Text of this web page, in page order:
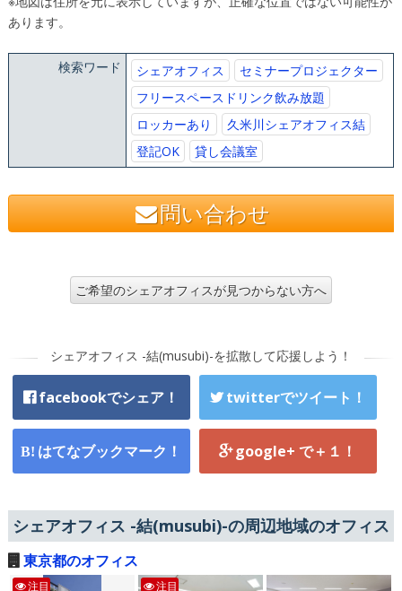
あります。
検索ワード シェアオフィス
セミナープロジェクター
フリースペースドリンク飲み放題
ロッカーあり
久米川シェアオフィス結
登記OK
貸し会議室
問い合わせ
ご希望のシェアオフィスが見つからない方へ
シェアオフィス -結(musubi)-を拡散して応援しよう！
facebookでシェア！ twitterでツイート！
はてなブックマーク！ google+ で＋１！
シェアオフィス -結(musubi)-の周辺地域のオフィス
東京都のオフィス
注目 注目